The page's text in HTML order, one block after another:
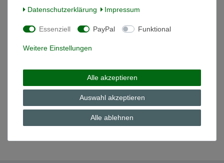
12,70 € *
In den Warenkorb
Untertasse 14cm Charmant weiss
Hutschenreuther
12,70 € *
In den Warenkorb
Daten­schutz­erklärung
Impressum
Essenziell PayPal Funktional
Weitere Einstellungen
Alle akzeptieren
Auswahl akzeptieren
Alle ablehnen